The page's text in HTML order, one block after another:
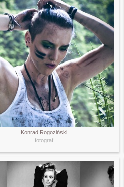
Konrad Rogoziński
fotograf